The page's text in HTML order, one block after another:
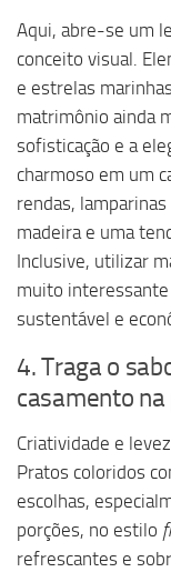
Aqui, abre-se um
conceito visual.
e estrelas
matrimônio ainda
sofisticação e a
charmoso em um
rendas,
madeira e uma
Inclusive, utilizar
muito
sustentável e
4. Traga o
casamento na
Criatividade e
Pratos coloridos
escolhas,
porções, no estilo
refrescantes e